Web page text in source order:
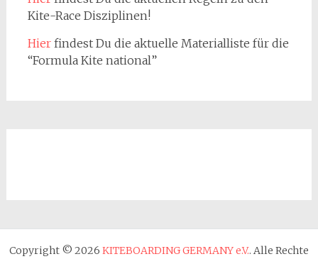
Kite-Race Disziplinen!
Hierfindest Du die aktuelle Materialliste für die
“Formula Kite national”
Copyright © 2026 KITEBOARDING GERMANY e.V.. Alle Rechte